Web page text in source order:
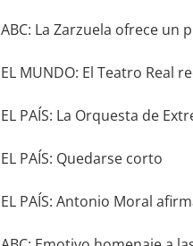
ABC: La Zarzuela ofrece un
EL MUNDO: El Teatro Real
EL PAÍS: La Orquesta de
EL PAÍS: Quedarse corto
EL PAÍS: Antonio Moral